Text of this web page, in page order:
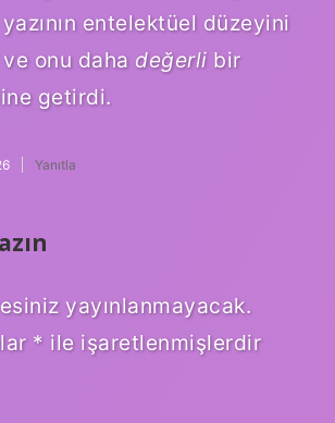
entelektüel düzeyini
onu daha değerli bir
getirdi.
Yanıtla
yayınlanmayacak.
* ile işaretlenmişlerdir